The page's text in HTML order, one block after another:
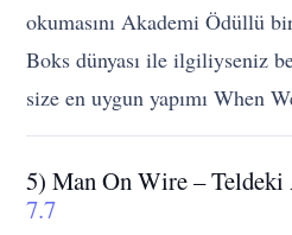
okumasını Akademi Ödüllü
Boks dünyası ile ilgiliyseniz
size en uygun yapımı When
5) Man On Wire –
7.7